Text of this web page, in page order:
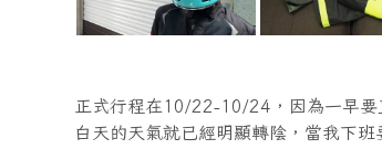
正式行程在10/22-10/24，因為一早要
白天的天氣就已經明顯轉陰，當我下